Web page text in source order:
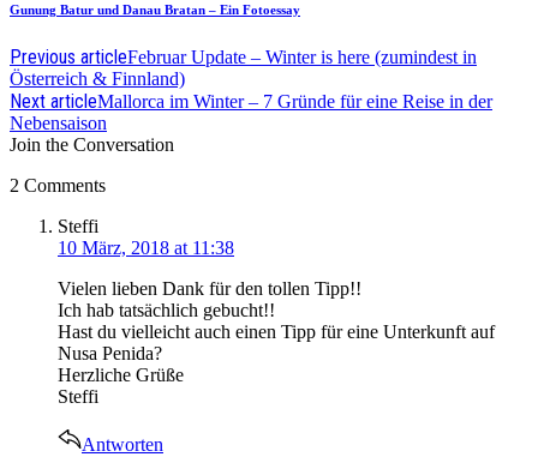
Gunung Batur und Danau Bratan – Ein Fotoessay
Previous articleFebruar Update – Winter is here (zumindest in
Österreich & Finnland)
Next articleMallorca im Winter – 7 Gründe für eine Reise in der
Nebensaison
Join the Conversation
2 Comments
says:
Steffi
10 März, 2018 at 11:38
Vielen lieben Dank für den tollen Tipp!!
Ich hab tatsächlich gebucht!!
Hast du vielleicht auch einen Tipp für eine Unterkunft auf
Nusa Penida?
Herzliche Grüße
Steffi
Antworten